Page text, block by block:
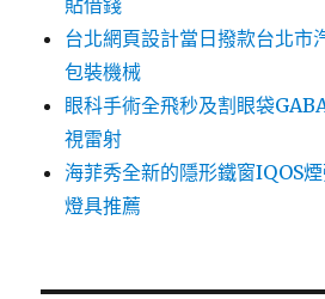
貼借錢
台北網頁設計當日撥款台北
包裝機械
眼科手術全飛秒及割眼袋
視雷射
海菲秀全新的隱形鐵窗IQOS
燈具推薦